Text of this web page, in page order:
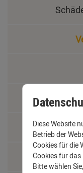
Diese Website
Betrieb der
Cookies für die
Cookies für
Bitte wählen